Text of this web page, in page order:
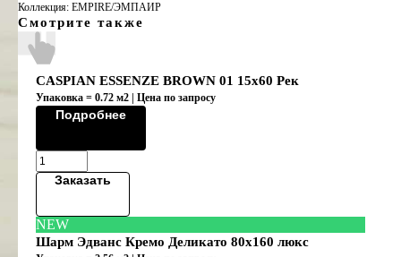
Коллекция: EMPIRE/ЭМПАИР
Смотрите также
CASPIAN ESSENZE BROWN 01 15x60 Рек
Упаковка = 0.72 м2 | Цена по запросу
Подробнее
Заказать
NEW
Шарм Эдванс Кремо Деликато 80х160 люкс